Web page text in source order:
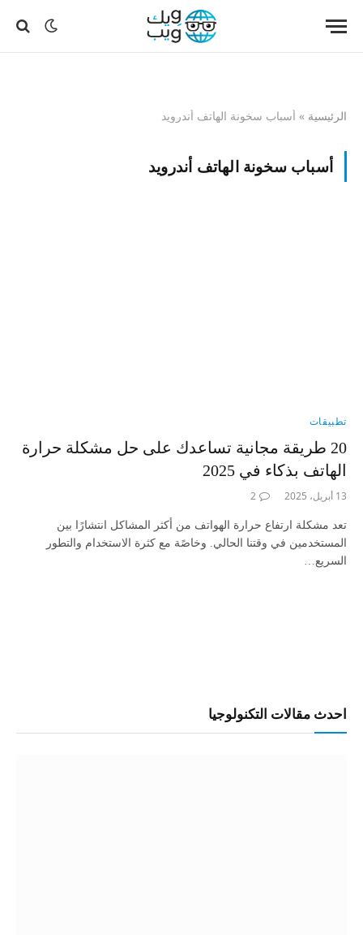
الرئيسية » أسباب سخونة الهاتف أندرويد
أسباب سخونة الهاتف أندرويد
تطبيقات
20 طريقة مجانية تساعدك على حل مشكلة حرارة
الهاتف بذكاء في 2025
13 أبريل، 2025 2
تعد مشكلة ارتفاع حرارة الهواتف من أكثر المشاكل انتشارًا بين
المستخدمين في وقتنا الحالي. وخاصًة مع كثرة الاستخدام والتطور
السريع…
احدث مقالات التكنولوجيا